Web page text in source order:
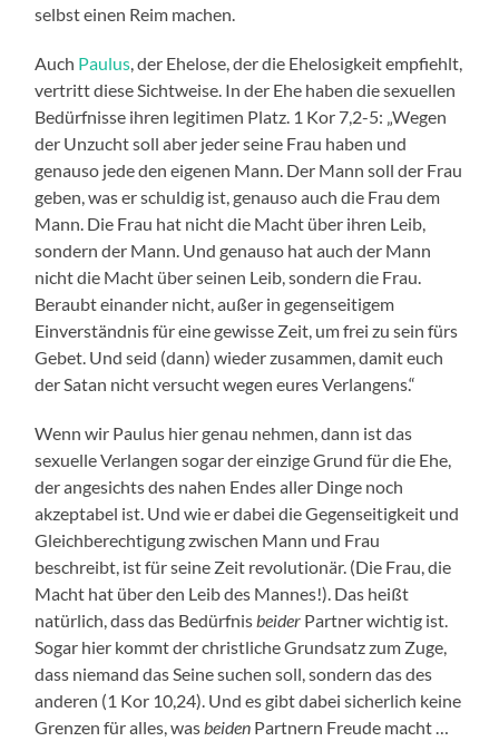
selbst einen Reim machen.
Auch Paulus, der Ehelose, der die Ehelosigkeit empfiehlt,
vertritt diese Sichtweise. In der Ehe haben die sexuellen
Bedürfnisse ihren legitimen Platz. 1 Kor 7,2-5: „Wegen
der Unzucht soll aber jeder seine Frau haben und
genauso jede den eigenen Mann. Der Mann soll der Frau
geben, was er schuldig ist, genauso auch die Frau dem
Mann. Die Frau hat nicht die Macht über ihren Leib,
sondern der Mann. Und genauso hat auch der Mann
nicht die Macht über seinen Leib, sondern die Frau.
Beraubt einander nicht, außer in gegenseitigem
Einverständnis für eine gewisse Zeit, um frei zu sein fürs
Gebet. Und seid (dann) wieder zusammen, damit euch
der Satan nicht versucht wegen eures Verlangens.“
Wenn wir Paulus hier genau nehmen, dann ist das
sexuelle Verlangen sogar der einzige Grund für die Ehe,
der angesichts des nahen Endes aller Dinge noch
akzeptabel ist. Und wie er dabei die Gegenseitigkeit und
Gleichberechtigung zwischen Mann und Frau
beschreibt, ist für seine Zeit revolutionär. (Die Frau, die
Macht hat über den Leib des Mannes!). Das heißt
natürlich, dass das Bedürfnisbeider Partner wichtig ist.
Sogar hier kommt der christliche Grundsatz zum Zuge,
dass niemand das Seine suchen soll, sondern das des
anderen (1 Kor 10,24). Und es gibt dabei sicherlich keine
Grenzen für alles, wasbeiden Partnern Freude macht …